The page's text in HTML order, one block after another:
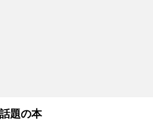
話題の本